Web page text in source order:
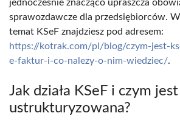
jednocześnie znacząco upraszcza
sprawozdawcze dla przedsiębiorców.
temat KSeF znajdziesz pod adresem:
https://kotrak.com/pl/blog/czym-jest-
e-faktur-i-co-nalezy-o-nim-wiedziec/.
Jak działa KSeF i czym
ustrukturyzowana?